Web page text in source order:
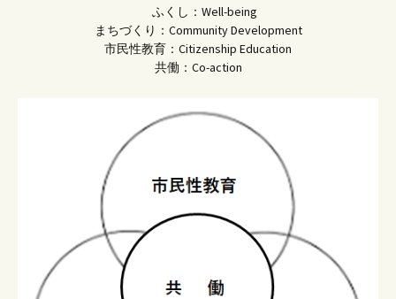
ふくし：Well-being
まちづくり：Community Development
市民性教育：Citizenship Education
共働：Co-action